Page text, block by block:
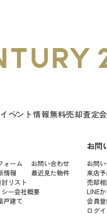
イベント情報無料売却査定
ォーム
お問い合わせ
情報
最近見た物件
リスト
ー会社概要
戸建て
お問
お問
来店
売却
LINE
会員
ログ